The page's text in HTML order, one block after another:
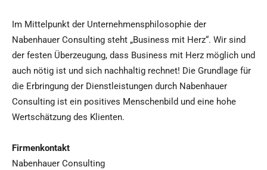
Im Mittelpunkt der Unternehmensphilosophie der
Nabenhauer Consulting steht „Business mit Herz“. Wir sind
der festen Überzeugung, dass Business mit Herz möglich und
auch nötig ist und sich nachhaltig rechnet! Die Grundlage für
die Erbringung der Dienstleistungen durch Nabenhauer
Consulting ist ein positives Menschenbild und eine hohe
Wertschätzung des Klienten.
Firmenkontakt
Nabenhauer Consulting